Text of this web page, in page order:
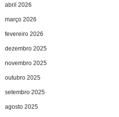
abril 2026
março 2026
fevereiro 2026
dezembro 2025
novembro 2025
outubro 2025
setembro 2025
agosto 2025